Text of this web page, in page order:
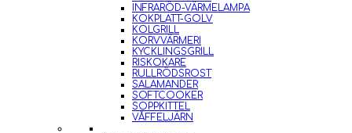
INFRARÖD-VÄRMELAMPA
KOKPLATT-GOLV
KOLGRILL
KORVVÄRMERI
KYCKLINGSGRILL
RISKOKARE
RULLRÖDSROST
SALAMANDER
SOFTCOOKER
SOPPKITTEL
VÅFFELJÄRN